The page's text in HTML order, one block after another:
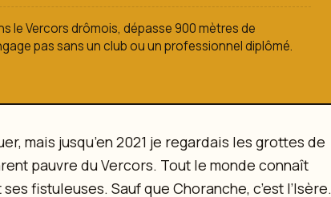
le Vercors drômois, dépasse 900 mètres de
pas sans un club ou un professionnel diplômé.
mais jusqu’en 2021 je regardais les grottes de
pauvre du Vercors. Tout le monde connaît
fistuleuses. Sauf que Choranche, c’est l’Isère.